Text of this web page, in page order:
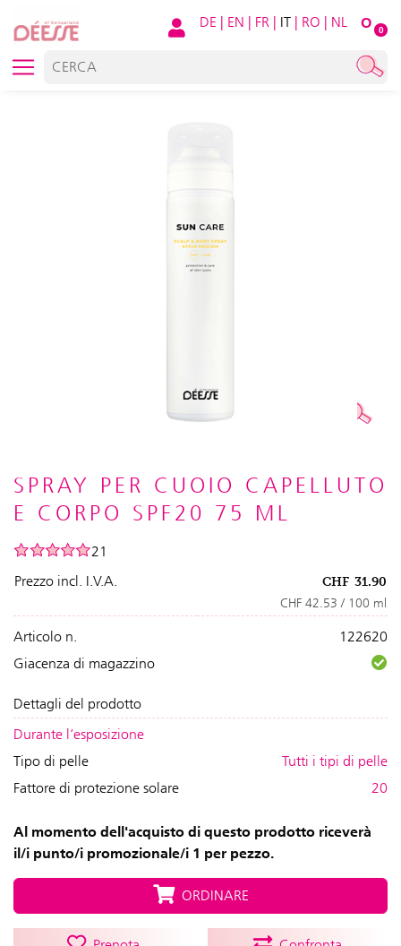
O 0
DE | EN | FR | IT | RO | NL
SPRAY PER CUOIO CAPELLUTO
E CORPO SPF20 75 ML
21
Prezzo incl. I.V.A.
CHF 31.90
CHF 42.53 / 100 ml
Articolo n.
122620
Giacenza di magazzino
Dettagli del prodotto
Durante l‘esposizione
Tipo di pelle
Tutti i tipi di pelle
Fattore di protezione solare
20
Al momento dell'acquisto di questo prodotto riceverà
il/i punto/i promozionale/i 1 per pezzo.
ORDINARE